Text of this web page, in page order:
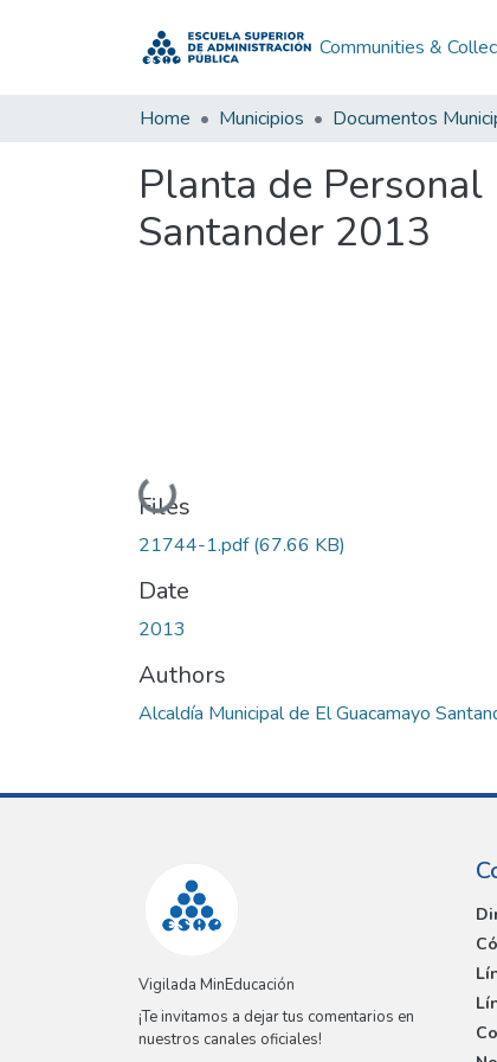
Communities &
Home Municipios Documentos
Planta de
Santander 2013
Loading...
Files
21744-1.pdf(67.66 KB)
Date
2013
Authors
Alcaldía Municipal de El Guacamayo
Vigilada MinEducación
¡Te invitamos a dejar tus comentarios en
nuestros canales oficiales!